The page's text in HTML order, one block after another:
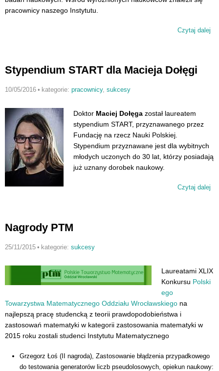
pracownicy naszego Instytutu.
Czytaj dalej
Stypendium START dla Macieja Dołęgi
10/05/2016 • kategorie:pracownicy, sukcesy
Doktor Maciej Dołęga został laureatem
stypendium START, przyznawanego przez
Fundację na rzecz Nauki Polskiej.
Stypendium przyznawane jest dla wybitnych
młodych uczonych do 30 lat, którzy posiadają
już uznany dorobek naukowy.
Czytaj dalej
Nagrody PTM
25/11/2015 • kategorie:sukcesy
Laureatami XLIX
Konkursu Polski
ego
Towarzystwa Matematycznego Oddziału Wrocławskiego na
najlepszą pracę studencką z teorii prawdopodobieństwa i
zastosowań matematyki w kategorii zastosowania matematyki w
2015 roku zostali studenci Instytutu Matematycznego
Grzegorz Łoś (II nagroda), Zastosowanie błądzenia przypadkowego
do testowania generatorów liczb pseudolosowych, opiekun naukowy: